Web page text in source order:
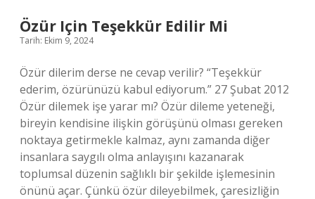
Özür Için Teşekkür Edilir Mi
Tarih: Ekim 9, 2024
Özür dilerim derse ne cevap verilir? “Teşekkür
ederim, özürünüzü kabul ediyorum.” 27 Şubat 2012
Özür dilemek işe yarar mı? Özür dileme yeteneği,
bireyin kendisine ilişkin görüşünü olması gereken
noktaya getirmekle kalmaz, aynı zamanda diğer
insanlara saygılı olma anlayışını kazanarak
toplumsal düzenin sağlıklı bir şekilde işlemesinin
önünü açar. Çünkü özür dileyebilmek, çaresizliğin